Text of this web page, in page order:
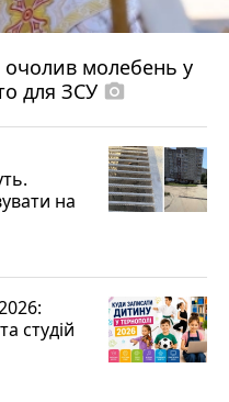
молебень у
для ЗСУ photo_camera
на
студій